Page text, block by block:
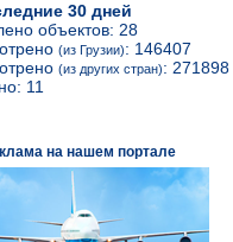
30 дней
объектов: 28
(из Грузии): 146407
(из других стран): 271898
11
на нашем портале